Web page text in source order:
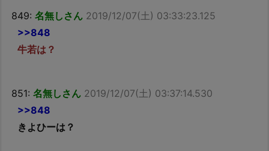
849: 名無しさん 2019/12/07(土) 03:33:23.125
>>848
牛若は？
851: 名無しさん 2019/12/07(土) 03:37:14.530
>>848
きよひーは？